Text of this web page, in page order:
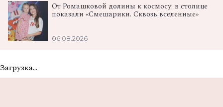
От Ромашковой долины к космосу: в столице
показали «Смешарики. Сквозь вселенные»
06.08.2026
Загрузка...